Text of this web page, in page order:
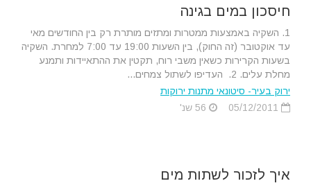
חיסכון במים בגינה
1. השקיה באמצעות ממטרות ומתזים מותרת רק בין החודשים מאי
עד אוקטובר (זה החוק), בין השעות 19:00 עד 7:00 למחרת. השקיה
בשעות הקרירות כשאין משבי רוח, תקטין את ההתאיידות ותמנע
מחלת עלים. 2. העדיפו לשתול צמחים...
ירוק בעיר- סיטונאי מתנות ירוקות
איך לזכור לשתות מים